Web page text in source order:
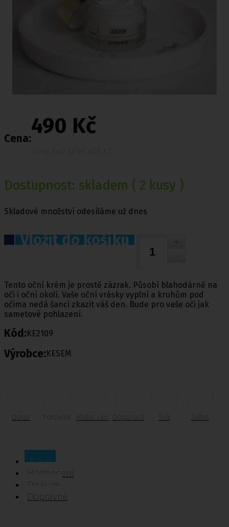
Cena:
490 Kč
Dostupnost: skladem ( 2 kusy )
Skladové množství odesíláme už dnes
Vložit do košíku
Tento oční krém je prostě zázrak. Působí blahodárně na
oči i oční okolí. Vaše oční vrásky vyplní a kruhům pod
očima nedá šanci zkazit váš den. Bude pro vaše oči jak
sametové pohlazení.
Kód:KE2109
Výrobce:KESEM
Dotaz Porovnat Doporučit Tisk Sdílet
Popis
Hodnocení
Diskuze
Dopravné